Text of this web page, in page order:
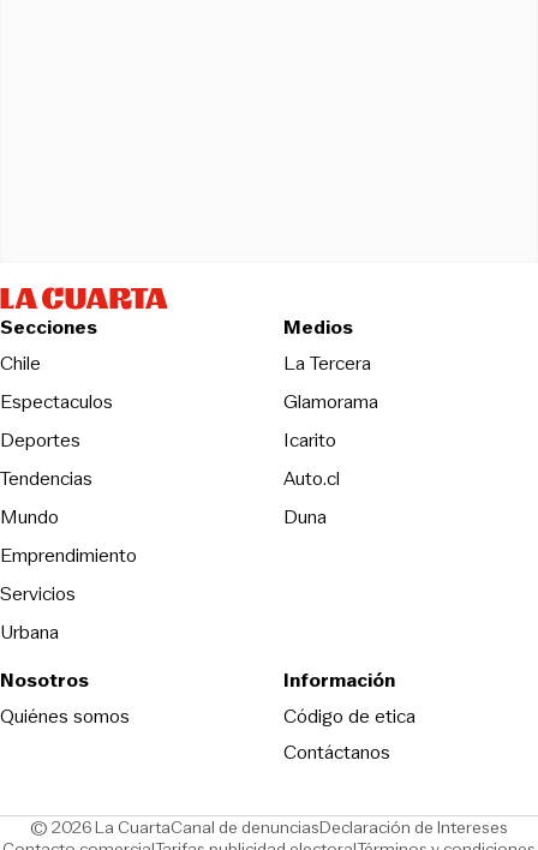
Secciones
Chile
Espectaculos
Deportes
Tendencias
Mundo
Emprendimiento
Servicios
Urbana
Medios
La TerceraOpens in new
Glamorama
Icarito
Auto.cl
DunaOpens in new window
Nosotros
Quiénes somos
Información
Código de eticaOpens in new
Contáctanos
© 2026 La CuartaCanal de denunciasOpens in new window
Declaración de Intereses